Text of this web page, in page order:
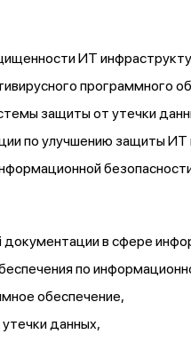
ИТ
программного
защиты от утечки
по улучшению защиты ИТ
документации в сфере
по
обеспечение,
данных,